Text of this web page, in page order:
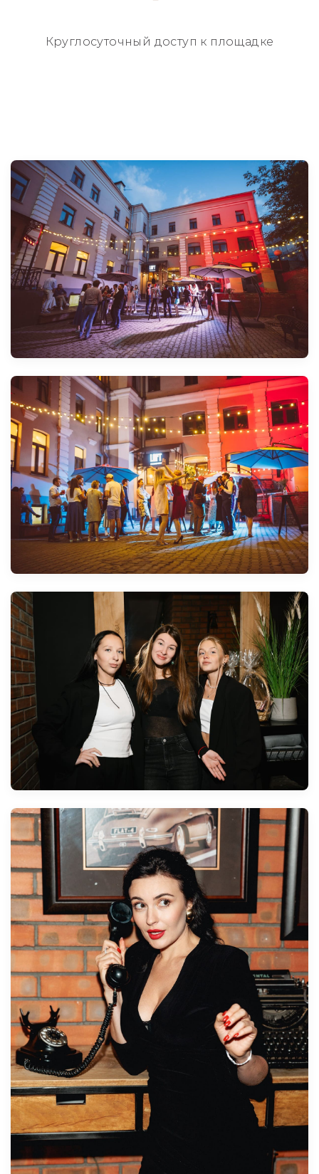
Круглосуточный доступ к площадке